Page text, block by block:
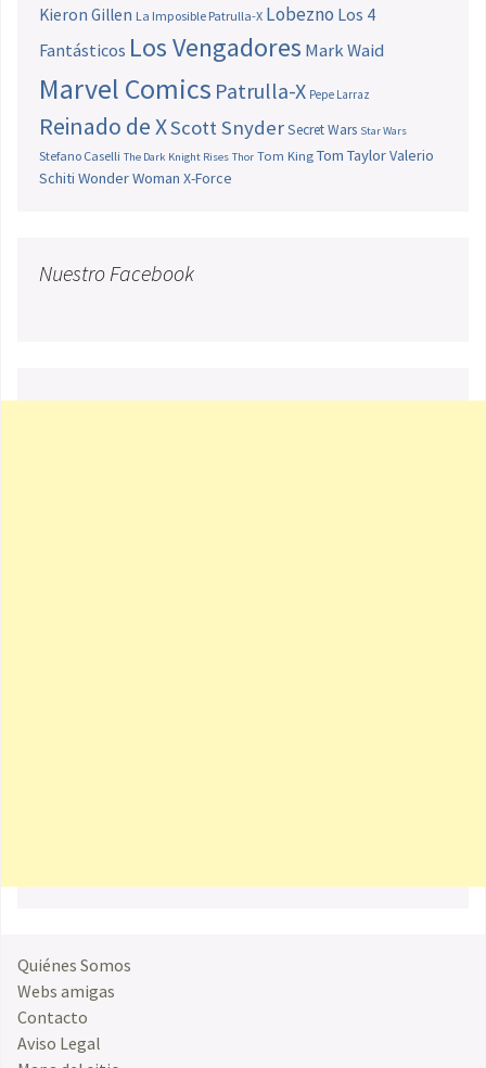
Kieron Gillen La Imposible Patrulla-X Lobezno Los 4
Fantásticos Los Vengadores Mark Waid
Marvel Comics Patrulla-X Pepe Larraz
Reinado de XScott SnyderSecret Wars Star Wars
Stefano Caselli The Dark Knight Rises Thor Tom King Tom TaylorValerio
Schiti Wonder Woman X-Force
Nuestro Facebook
Quiénes Somos
Webs amigas
Contacto
Aviso Legal